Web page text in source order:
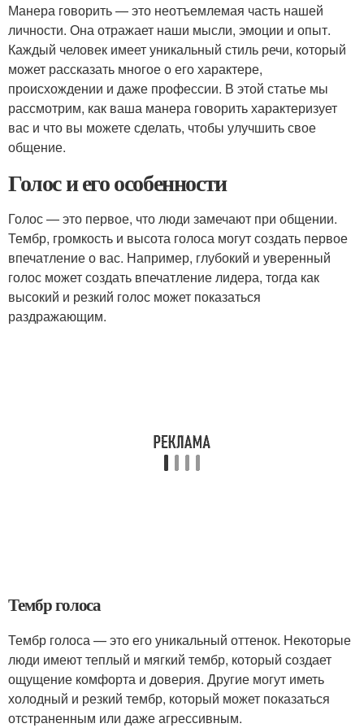
Манера говорить — это неотъемлемая часть нашей
личности. Она отражает наши мысли, эмоции и опыт.
Каждый человек имеет уникальный стиль речи, который
может рассказать многое о его характере,
происхождении и даже профессии. В этой статье мы
рассмотрим, как ваша манера говорить характеризует
вас и что вы можете сделать, чтобы улучшить свое
общение.
Голос и его особенности
Голос — это первое, что люди замечают при общении.
Тембр, громкость и высота голоса могут создать первое
впечатление о вас. Например, глубокий и уверенный
голос может создать впечатление лидера, тогда как
высокий и резкий голос может показаться
раздражающим.
Тембр голоса
Тембр голоса — это его уникальный оттенок. Некоторые
люди имеют теплый и мягкий тембр, который создает
ощущение комфорта и доверия. Другие могут иметь
холодный и резкий тембр, который может показаться
отстраненным или даже агрессивным.